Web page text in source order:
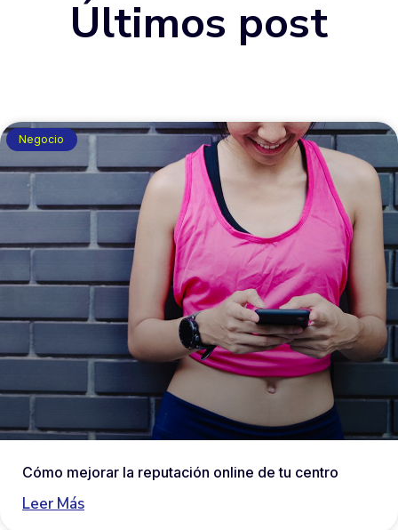
Últimos post
Negocio
Cómo mejorar la reputación online de tu centro
Leer Más